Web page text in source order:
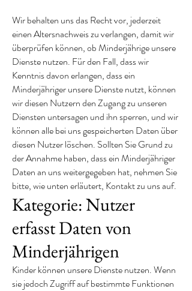
Wir behalten uns das Recht vor, jederzeit
einen Altersnachweis zu verlangen, damit wir
überprüfen können, ob Minderjährige unsere
Dienste nutzen. Für den Fall, dass wir
Kenntnis davon erlangen, dass ein
Minderjähriger unsere Dienste nutzt, können
wir diesen Nutzern den Zugang zu unseren
Diensten untersagen und ihn sperren, und wir
können alle bei uns gespeicherten Daten über
diesen Nutzer löschen. Sollten Sie Grund zu
der Annahme haben, dass ein Minderjähriger
Daten an uns weitergegeben hat, nehmen Sie
bitte, wie unten erläutert, Kontakt zu uns auf.
Kategorie: Nutzer
erfasst Daten von
Minderjährigen
Kinder können unsere Dienste nutzen. Wenn
sie jedoch Zugriff auf bestimmte Funktionen